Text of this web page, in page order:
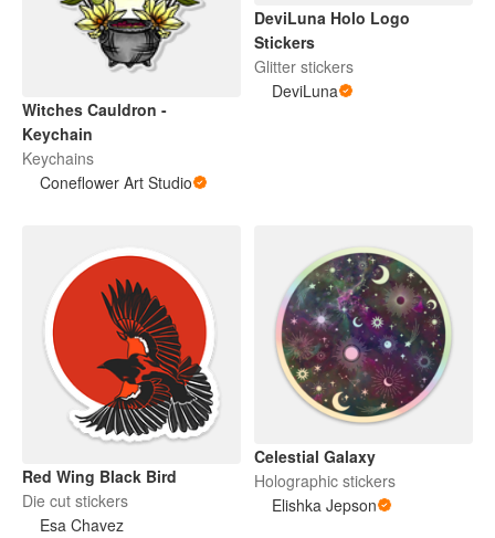
Witches Cauldron -
Keychain
Keychains
Coneflower Art Studio
DeviLuna Holo Logo
Stickers
Glitter stickers
DeviLuna
Red Wing Black Bird
Die cut stickers
Esa Chavez
Celestial Galaxy
Holographic stickers
Elishka Jepson